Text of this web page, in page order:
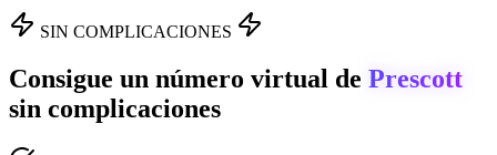
SIN COMPLICACIONES
Consigue un número virtual de Prescott
sin complicaciones